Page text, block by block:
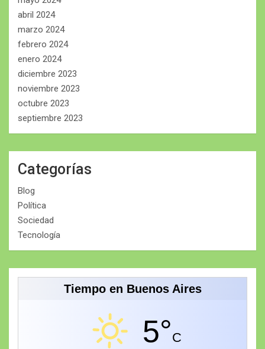
abril 2024
marzo 2024
febrero 2024
enero 2024
diciembre 2023
noviembre 2023
octubre 2023
septiembre 2023
Categorías
Blog
Política
Sociedad
Tecnología
Tiempo en Buenos Aires
5°C